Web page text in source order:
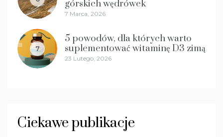
górskich wędrówek
7 Marca, 2026
7
5 powodów, dla których warto
suplementować witaminę D3 zimą
23 Lutego, 2026
Ciekawe publikacje